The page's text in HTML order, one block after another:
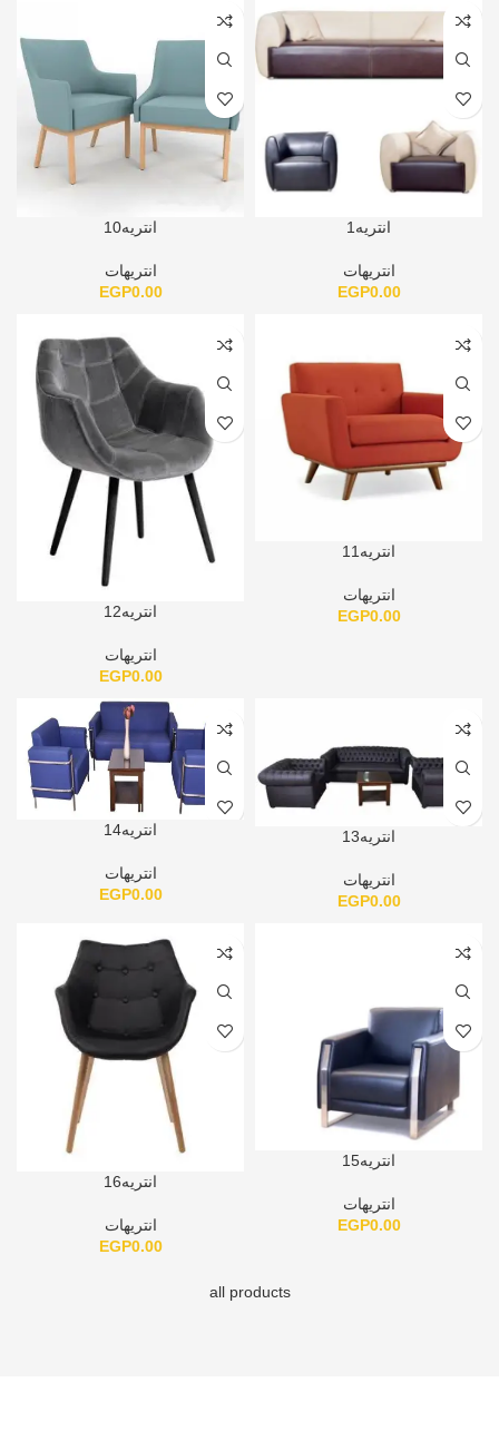
انتريه1
انتريهات
EGP0.00
انتريه10
انتريهات
EGP0.00
انتريه11
انتريهات
EGP0.00 انتريه12
انتريهات
EGP0.00
انتريه13
انتريهات
EGP0.00
انتريه14
انتريهات
EGP0.00
انتريه15
انتريهات
EGP0.00
انتريه16
انتريهات
EGP0.00
all products